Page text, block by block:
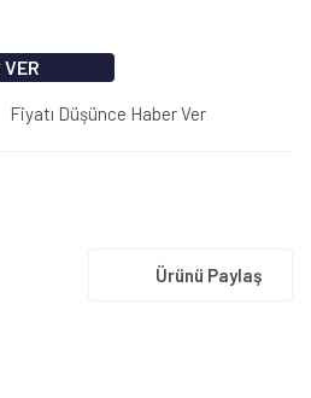
VER
Fiyatı Düşünce Haber Ver
Ürünü Paylaş